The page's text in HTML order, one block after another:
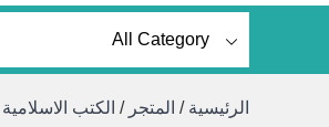
الرئيسية / المتجر / الكتب الاسلامية